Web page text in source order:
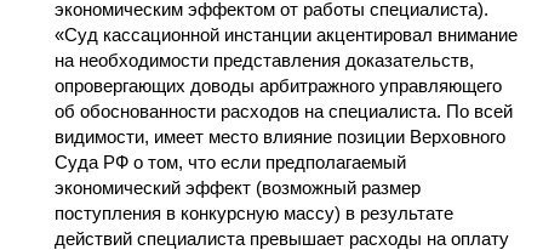
экономическим эффектом от работы специалиста).
«Суд кассационной инстанции акцентировал внимание
на необходимости представления доказательств,
опровергающих доводы арбитражного управляющего
об обоснованности расходов на специалиста. По всей
видимости, имеет место влияние позиции Верховного
Суда РФ о том, что если предполагаемый
экономический эффект (возможный размер
поступления в конкурсную массу) в результате
действий специалиста превышает расходы на оплату